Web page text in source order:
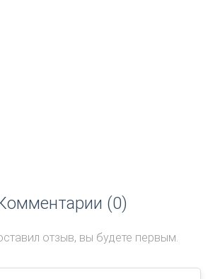
(0)
отзыв, вы будете первым.